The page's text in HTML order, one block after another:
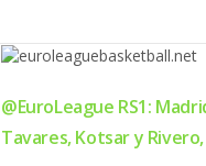
@EuroLeague RS1:
Tavares, Kotsar y Rivero,